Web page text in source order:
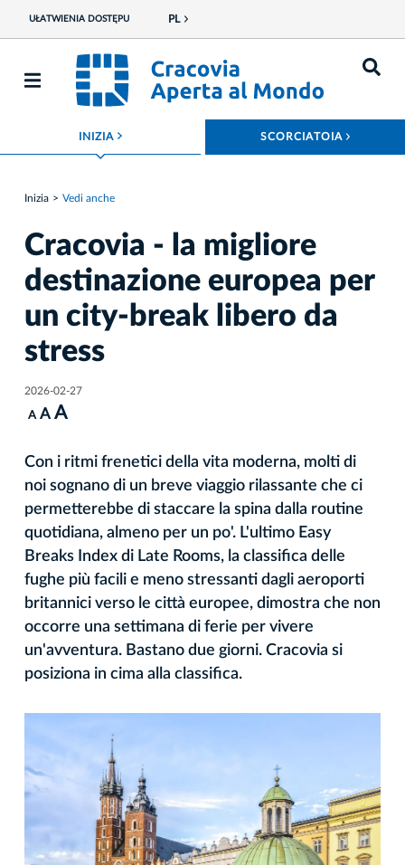
UŁATWIENIA DOSTĘPU PL
INIZIA ROZWIŃ MENU SCORCIATOIA
Inizia Vedi anche
Cracovia - la migliore
destinazione europea per
un city-break libero da
stress
2026-02-27
A A A
Con i ritmi frenetici della vita moderna, molti di
noi sognano di un breve viaggio rilassante che ci
permetterebbe di staccare la spina dalla routine
quotidiana, almeno per un po'. L'ultimo Easy
Breaks Index di Late Rooms, la classifica delle
fughe più facili e meno stressanti dagli aeroporti
britannici verso le città europee, dimostra che non
occorre una settimana di ferie per vivere
un'avventura. Bastano due giorni. Cracovia si
posiziona in cima alla classifica.